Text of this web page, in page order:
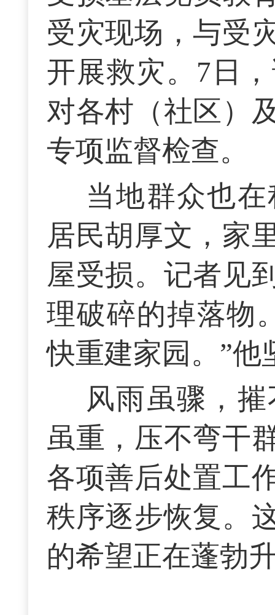
受灾现场，与受
开展救灾。7日
对各村（社区）
专项监督检查。
当地群众也
居民胡厚文，家
屋受损。记者见
理破碎的掉落物
快重建家园。”他
风雨虽骤，
虽重，压不弯干
各项善后处置工
秩序逐步恢复。
的希望正在蓬勃